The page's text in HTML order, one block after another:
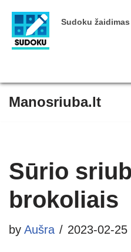
Sudoku
content
Manosriuba.lt
Sūrio
brokoliais
by Aušra 2023-02-25